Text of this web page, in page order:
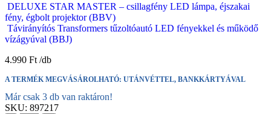
DELUXE STAR MASTER – csillagfény LED lámpa, éjszakai
fény, égbolt projektor (BBV)
Távirányítós Transformers tűzoltóautó LED fényekkel és működő
vízágyúval (BBJ)
4.990 Ft
A TERMÉK MEGVÁSÁROLHATÓ: UTÁNVÉTTEL, BANKKÁRTYÁVAL
Már csak 3 db van raktáron!
SKU: 897217